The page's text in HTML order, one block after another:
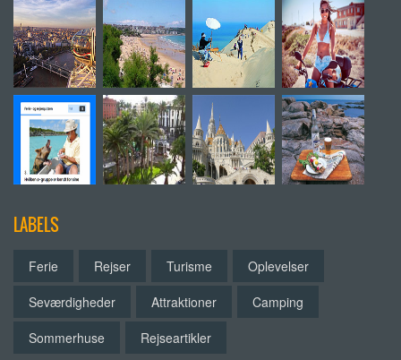
LABELS
Ferie Rejser Turisme
Oplevelser
Seværdigheder
Attraktioner
Camping
Sommerhuse
Rejseartikler